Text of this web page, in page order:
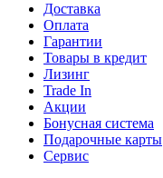
Доставка
Оплата
Гарантии
Товары в кредит
Лизинг
Trade In
Акции
Бонусная система
Подарочные карты
Сервис